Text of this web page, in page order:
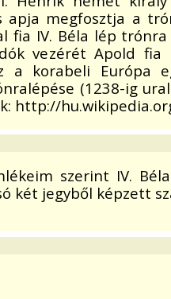
apja megfosztja a
fia IV. Béla lép
vezérét Apold fia
a korabeli Európa
(1238-ig
http://
szerint IV.
két jegyből képzett